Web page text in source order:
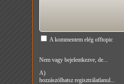
A kommentem elég offtopic
Nem vagy bejelentkezve, de...
A)
hozzászólhatsz regisztrálatlanul...